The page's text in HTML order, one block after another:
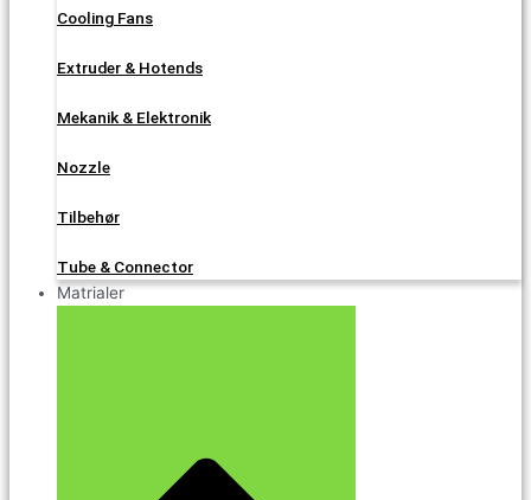
Cooling Fans
Extruder & Hotends
Mekanik & Elektronik
Nozzle
Tilbehør
Tube & Connector
Matrialer